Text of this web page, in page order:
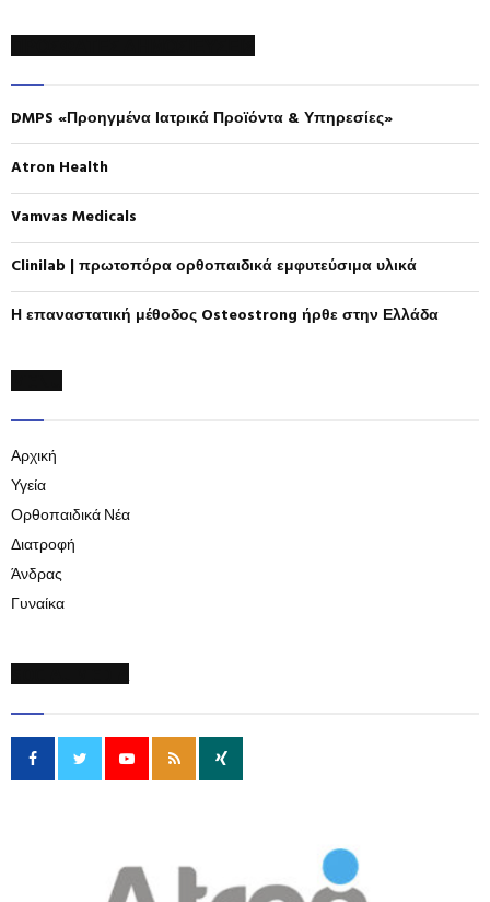
c
o
r
:
R
C
DMPS «Προηγμένα Ιατρικά Προϊόντα & Υπηρεσίες»
Atron Health
Vamvas Medicals
Clinilab | πρωτοπόρα ορθοπαιδικά εμφυτεύσιμα υλικά
Η επαναστατική μέθοδος Osteostrong ήρθε στην Ελλάδα
Αρχική
Υγεία
Ορθοπαιδικά Νέα
Διατροφή
Άνδρας
Γυναίκα